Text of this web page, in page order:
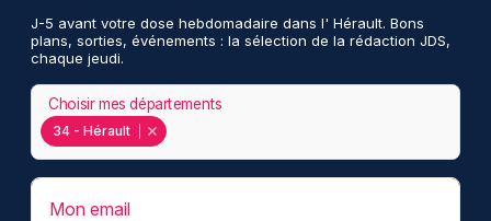
J-5 avant votre dose hebdomadaire dans l' Hérault. Bons
plans, sorties, événements : la sélection de la rédaction JDS,
chaque jeudi.
34 - Hérault
Choisir mes départements
Mon email